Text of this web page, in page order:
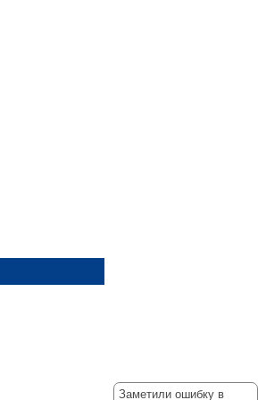
Заметили ошибку в